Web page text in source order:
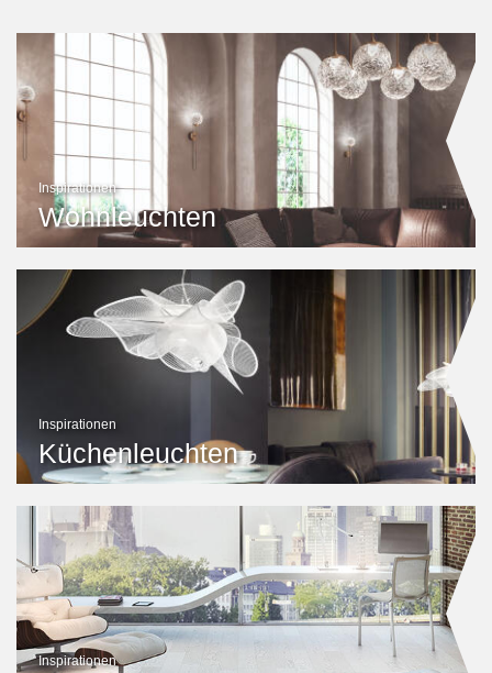
Inspirationen
Wohnleuchten
Inspirationen
Küchenleuchten
Inspirationen